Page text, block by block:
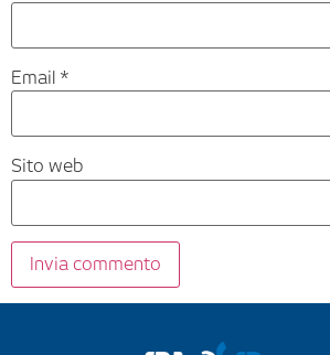
Email *
Sito web